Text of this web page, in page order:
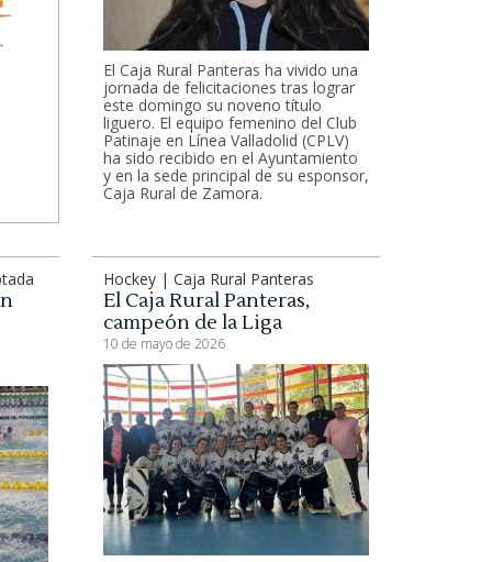
El Caja Rural Panteras ha vivido una
jornada de felicitaciones tras lograr
este domingo su noveno título
liguero. El equipo femenino del Club
Patinaje en Línea Valladolid (CPLV)
ha sido recibido en el Ayuntamiento
y en la sede principal de su esponsor,
Caja Rural de Zamora.
Hockey | Caja Rural Panteras
El Caja Rural Panteras,
campeón de la Liga
10 de mayo de 2026